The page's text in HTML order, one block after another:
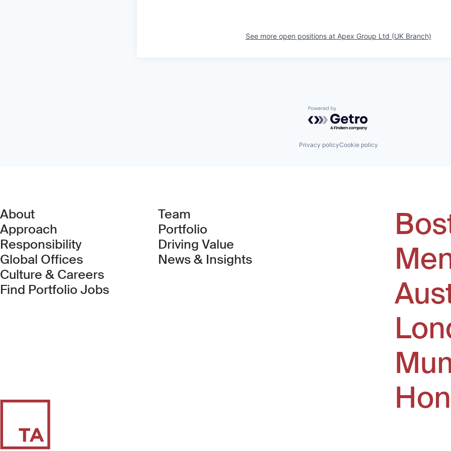
See more open positions at Apex Group Ltd (UK Branch)
Powered by Getro.com
Privacy policyCookie policy
About
Approach
Responsibility
Global Offices
Culture & Careers
Find Portfolio Jobs(Link opens in new window)
Team
Portfolio
Driving Value
News & Insights